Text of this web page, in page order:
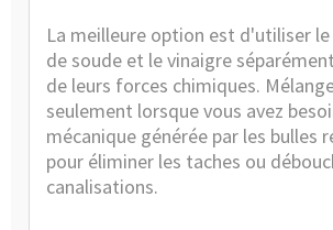
La meilleure option est d'utiliser
de soude et le vinaigre
de leurs forces chimiques.
seulement lorsque vous avez
mécanique générée par les bulles
pour éliminer les taches ou
canalisations.